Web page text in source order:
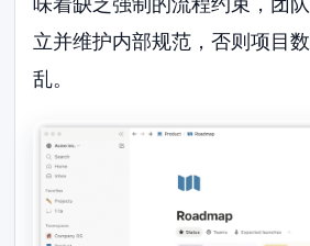
立并维护内部规范，否则项目
乱。